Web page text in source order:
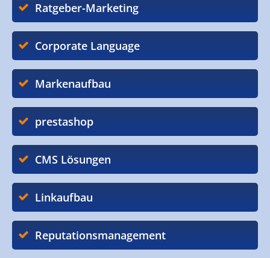
Ratgeber-Marketing
Corporate Language
Markenaufbau
prestashop
CMS Lösungen
Linkaufbau
Reputationsmanagement